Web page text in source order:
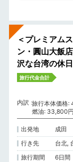
＜プレミアム
ン・圓山大飯
沢な台湾の休
旅行代金合計
内訳 旅行本体価格:
燃油: 33,800
出発地
成田
行き先
台北,
旅行期間
6日間